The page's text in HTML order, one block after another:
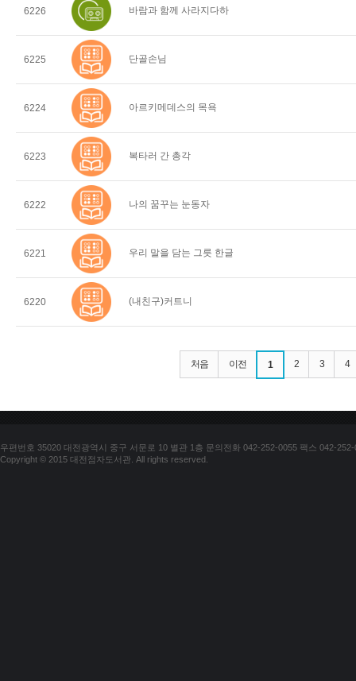
6226 바람과 함께 사라지다하
6225 단골손님
6224 아르키메데스의 목욕
6223 복타러 간 총각
6222 나의 꿈꾸는 눈동자
6221 우리 말을 담는 그릇 한글
6220 (내친구)커트니
처음 이전 1 2 3 4
우편번호 35020 대전광역시 중구 서문로 10 별관 1층 문의전화 042-252-0055 팩스 042-252-
Copyright © 2015 대전점자도서관. All rights reserved.